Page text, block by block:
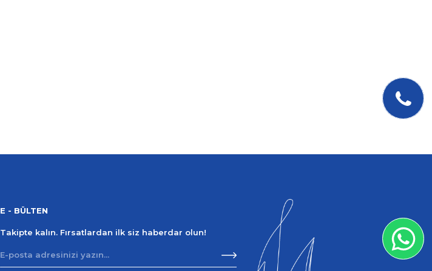
E - BÜLTEN
Takipte kalın. Fırsatlardan ilk siz haberdar olun!